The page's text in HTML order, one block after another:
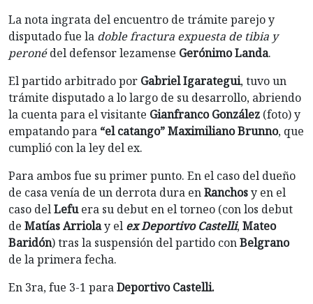
La nota ingrata del encuentro de trámite parejo y
disputado fue la doble fractura expuesta de tibia y
peronédel defensor lezamense Gerónimo Landa.
El partido arbitrado por Gabriel Igarategui, tuvo un
trámite disputado a lo largo de su desarrollo, abriendo
la cuenta para el visitante Gianfranco González (foto) y
empatando para “el catango” Maximiliano Brunno, que
cumplió con la ley del ex.
Para ambos fue su primer punto. En el caso del dueño
de casa venía de un derrota dura enRanchosy en el
caso delLefuera su debut en el torneo (con los debut
de Matías Arriolay el ex Deportivo Castelli,Mateo
Baridón) tras la suspensión del partido conBelgrano
de la primera fecha.
En 3ra, fue 3-1 paraDeportivo Castelli.